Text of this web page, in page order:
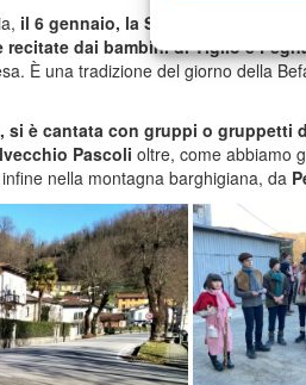
il 6 gennaio, la Santa Messa nella
dai bambini di Tiglio e
È una tradizione del giorno della
si è cantata con gruppi o gruppetti
Pascoli oltre, come abbiamo
nella montagna barghigiana, da